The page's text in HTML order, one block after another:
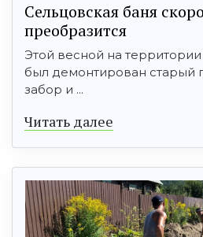
Сельцовская баня
преобразится
Этой весной на
был демонтирован старый
забор и ...
Читать далее